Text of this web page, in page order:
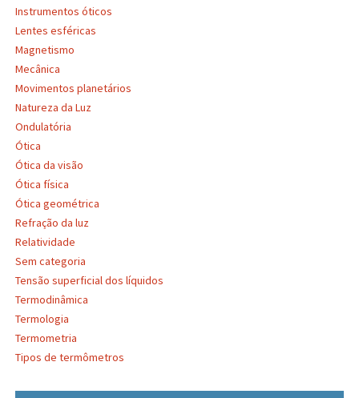
Instrumentos óticos
Lentes esféricas
Magnetismo
Mecânica
Movimentos planetários
Natureza da Luz
Ondulatória
Ótica
Ótica da visão
Ótica física
Ótica geométrica
Refração da luz
Relatividade
Sem categoria
Tensão superficial dos líquidos
Termodinâmica
Termologia
Termometria
Tipos de termômetros